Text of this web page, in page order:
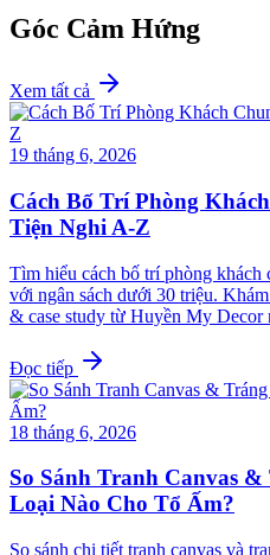
Góc Cảm Hứng
Xem tất cả
19 tháng 6, 2026
Cách Bố Trí Phòng
Tiện Nghi A-Z
Tìm hiểu cách bố trí phòng khách
với ngân sách dưới 30 triệu.
& case study từ Huyền My Decor
Đọc tiếp
18 tháng 6, 2026
So Sánh Tranh Canvas
Loại Nào Cho Tổ Ấm?
So sánh chi tiết tranh canvas và